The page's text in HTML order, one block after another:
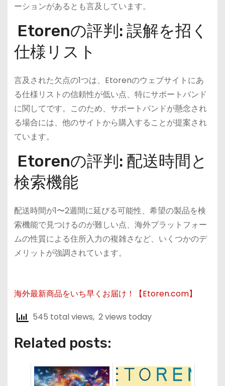
ーションがあるとも言及しています​。
Etorenの評判: 誤解を招く
仕様リスト
言及された欠点の1つは、Etorenのウェブサイトにあ
る仕様リストの信頼性が低い点、特にサポートバンド
に関してです。このため、サポートバンドが懸念され
る場合には、他のサイトから購入することが提案され
ています​。
Etorenの評判: 配送時間と
検索機能
配送時間が1〜2週間に延びる可能性、希望の製品を検
索機能で見つけるのが難しい点、海外プラットフォー
ムの性質による住所入力の複雑さなど、いくつかのデ
メリットが強調されています​​。
海外最新商品をいち早くお届け！【Etoren.com】
545 total views, 2 views today
Related posts: